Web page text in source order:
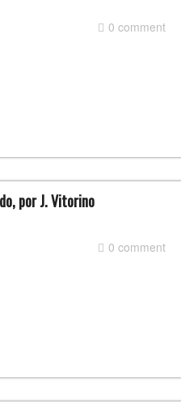
0 comment
por J. Vitorino
0 comment